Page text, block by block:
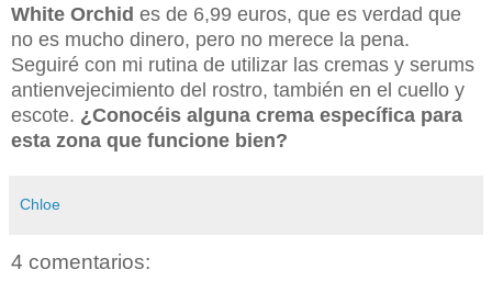
White Orchid es de 6,99 euros, que es verdad que
no es mucho dinero, pero no merece la pena.
Seguiré con mi rutina de utilizar las cremas y serums
antienvejecimiento del rostro, también en el cuello y
escote. ¿Conocéis alguna crema específica para
esta zona que funcione bien?
Chloe
4 comentarios: